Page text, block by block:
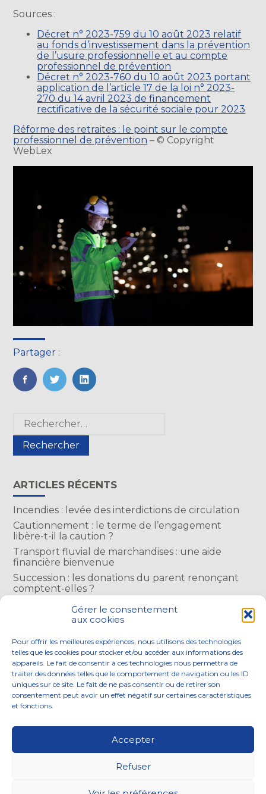
Gérer le consentement
aux cookies
Pour offrir les meilleures expériences, nous utilisons des technologies
telles que les cookies pour stocker et/ou accéder aux informations des
appareils. Le fait de consentir à ces technologies nous permettra de
traiter des données telles que le comportement de navigation ou les ID
uniques sur ce site. Le fait de ne pas consentir ou de retirer son
consentement peut avoir un effet négatif sur certaines caractéristiques
et fonctions.
Accepter
Refuser
Sources :
Décret n° 2023-759 du 10 août 2023 relatif
au fonds d’investissement dans la prévention
de l’usure professionnelle et au compte
professionnel de prévention
Décret n° 2023-760 du 10 août 2023 portant
application de l’article 17 de la loi n° 2023-
270 du 14 avril 2023 de financement
rectificative de la sécurité sociale pour 2023
Réforme des retraites : le point sur le compte
professionnel de prévention – © Copyright
WebLex
Partager :
FaceBook
TwitterLinkedIn
Blog
sidebar
Rechercher :
ARTICLES RÉCENTS
Incendies : levée des interdictions de circulation
Cautionnement : le terme de l’engagement
libère-t-il la caution ?
Transport fluvial de marchandises : une aide
financière bienvenue
Succession : les donations du parent renonçant
comptent-elles ?
Encadrement des loyers : une année de plus
COMMENTAIRES RÉCENTS
FooterNOS ENGAGEMENTS
SOLUTIONS NUMÉRIQUES
ACTUALITÉS
NOUS REJOINDRE
CONTACTEZ-NOUS